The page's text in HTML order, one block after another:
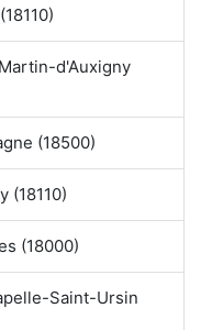
d'Auxigny
(18500)
(18110)
(18000)
Saint-Ursin